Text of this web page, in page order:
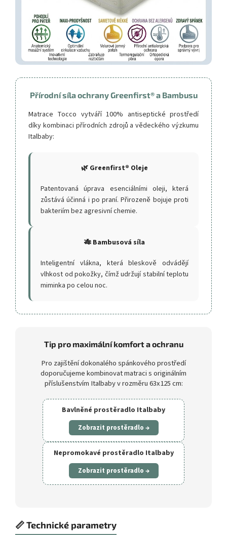
Přírodní síla ochrany Greenfirst® a Bambusu
Matrace Tocco vytváří 100% antiseptické prostředí
díky kombinaci přírodních zdrojů a vědeckého výzkumu
Italbaby:
🌿 Greenfirst® Oleje
Patentovaná úprava esenciálními oleji, která
zůstává účinná i po praní. Přirozeně bojuje proti
bakteriím bez agresivní chemie.
🎋 Bambusová síla
Inteligentní vlákna, která bleskově odvádějí
vlhkost od pokožky, čímž udržují stabilní teplotu
miminka po celou noc.
Tip pro maximální komfort a ochranu
Pro zajištění dokonalého spánkového prostředí
doporučujeme kombinovat matraci s originálním
příslušenstvím Italbaby v rozměru 63x125 cm:
Bavlněné prostěradlo Italbaby
Zobrazit prostěradlo →
Nepromokavé prostěradlo Italbaby
Zobrazit prostěradlo →
📏 Technické parametry